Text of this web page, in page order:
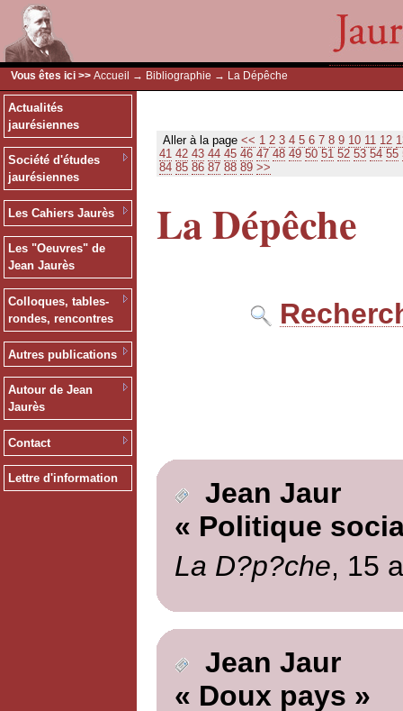
Vous êtes ici >> Accueil → Bibliographie → La Dépêche
Actualités
jaurésiennes
Société d'études
jaurésiennes
Les Cahiers Jaurès
Les "Oeuvres" de
Jean Jaurès
Colloques, tables-
rondes, rencontres
Autres publications
Autour de Jean
Jaurès
Contact
Lettre d'information
Aller à la page << 1 2 3 4 5 6 7 8 9 10 11 12
41 42 43 44 45 46 47 48 49 50 51 52 53 54 55
84 85 86 87 88 89 >>
La Dépêche
Jean Jaur
« Politique
La D?p?che, 15
Jean Jaur
« Doux pays »